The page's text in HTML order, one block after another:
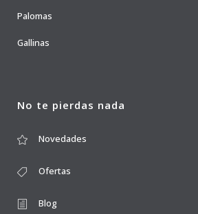
Palomas
Gallinas
No te pierdas nada
Novedades
Ofertas
Blog